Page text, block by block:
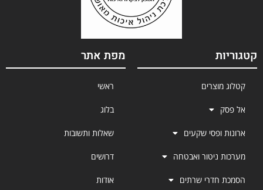
קטגוריות
קטלוג מוצרים
אל פסק
ארונות ופסי שקעים
מערכות ניטור ואבטחה
הסמכת חדרי שרתים
מפת אתר
ראשי
בלוג
שאלות ותשובות
דרושים
אודות